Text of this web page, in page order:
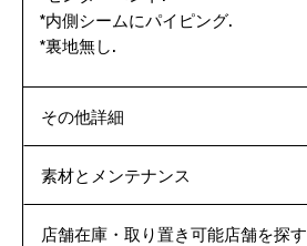
*内側シームにパイピング.
*裏地無し.
その他詳細
素材とメンテナンス
店舗在庫・取り置き可能店舗を探す